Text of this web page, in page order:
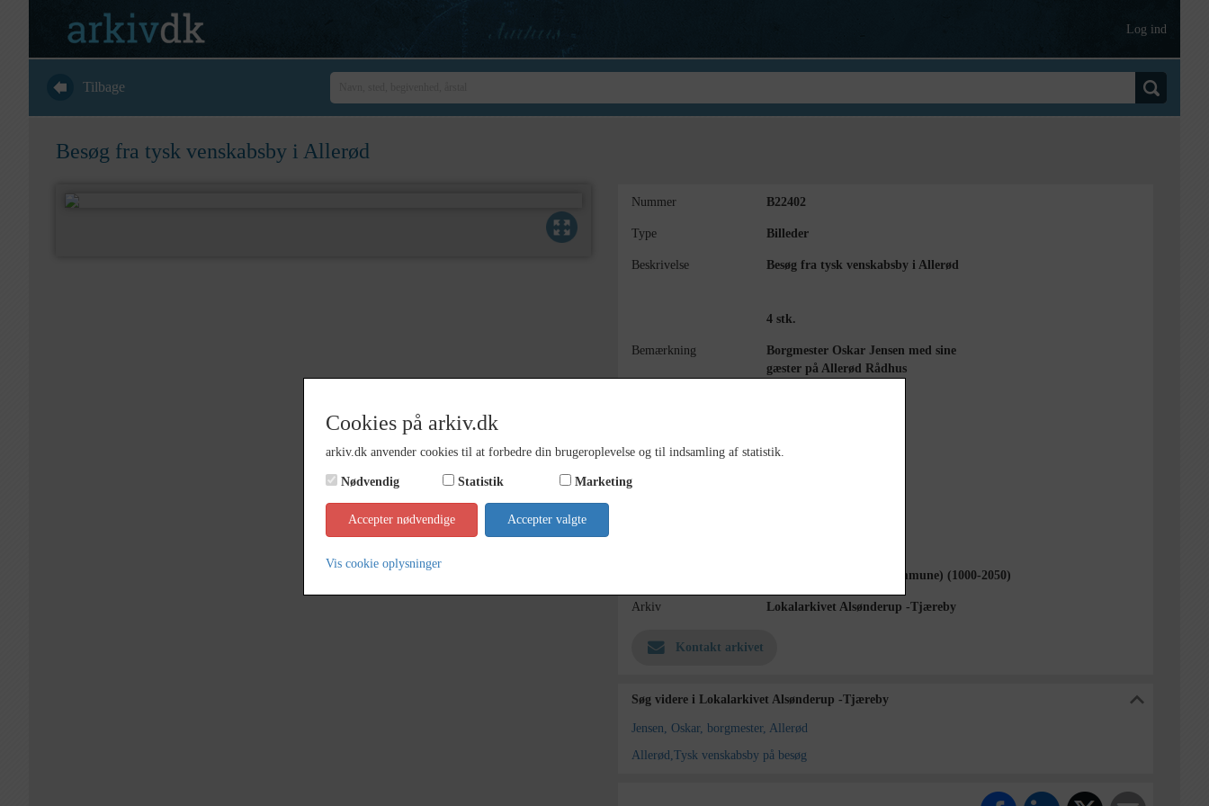
Log ind
Tilbage
Besøg fra tysk venskabsby i Allerød
Nummer B22402
Type Billeder
Beskrivelse Besøg fra tysk venskabsby i Allerød
4 stk.
Bemærkning
Borgmester Oskar Jensen med sine
gæster på Allerød Rådhus
Dateringsnote 5/6 1971
Fotograf
Lynge Sogn (Allerød Kommune) (1000-2050)
Arkiv Lokalarkivet Alsønderup -Tjæreby
Kontakt arkivet
Søg videre i Lokalarkivet Alsønderup -Tjæreby
Jensen, Oskar, borgmester, Allerød
Allerød,Tysk venskabsby på besøg
Cookies på arkiv.dk
arkiv.dk anvender cookies til at forbedre din brugeroplevelse og til indsamling af statistik.
Nødvendig Statistik Marketing
Accepter nødvendige Accepter valgte
Vis cookie oplysninger